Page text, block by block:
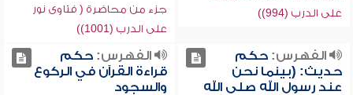
على الدرب (994))
جزء من محاضرة ( فتاوى نور
على الدرب (1001))
الفهرس:حكم
حديث: (بينما نحن
عند رسول الله صلى الله
الفهرس:حكم
قراءة القرآن في الركوع
والسجود